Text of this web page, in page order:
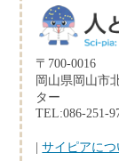
〒700-0016
岡山県岡山市
ター
TEL:086-251-
|サイピアにつ